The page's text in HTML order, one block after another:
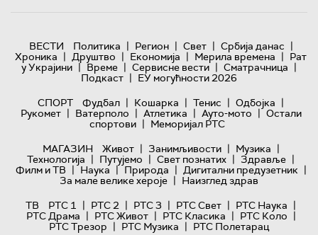
ВЕСТИ Политика | Регион | Свет | Србија данас |
Хроника | Друштво | Економија | Мерила времена | Рат
у Украјини | Време | Сервисне вести | Сматрачница |
Подкаст | ЕУ могућности 2026
СПОРТ
Фудбал | Кошарка | Тенис | Одбојка |
Рукомет | Ватерполо | Атлетика | Ауто-мото | Остали
спортови | Меморијал РТС
МАГАЗИН
Живот | Занимљивости | Музика |
Технологијa | Путујемо | Свет познатих | Здравље |
Филм и ТВ | Наука | Природа | Дигитални предузетник |
За мале велике хероје | Наизглед здрав
ТВ
РТС 1 | РТС 2 | РТС 3 | РТС Свет | РТС Наука |
РТС Драма | РТС Живот | РТС Класика | РТС Коло |
РТС Трезор | РТС Музика | РТС Полетарац